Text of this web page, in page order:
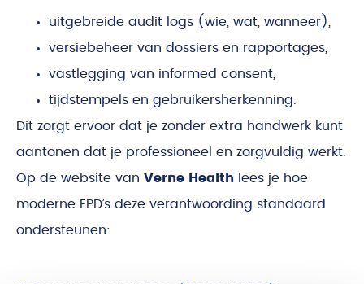
uitgebreide audit logs (wie, wat, wanneer),
versiebeheer van dossiers en rapportages,
vastlegging van informed consent,
tijdstempels en gebruikersherkenning.
Dit zorgt ervoor dat je zonder extra handwerk kunt
aantonen dat je professioneel en zorgvuldig werkt.
Op de website van Verne Health lees je hoe
moderne EPD’s deze verantwoording standaard
ondersteunen: